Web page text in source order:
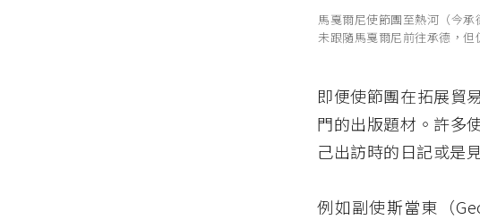
馬戛爾尼使節團至熱河（今
未跟隨馬戛爾尼前往承德，
即便使節團在拓展貿
門的出版題材。許多
己出訪時的日記或是
例如副使斯當東（